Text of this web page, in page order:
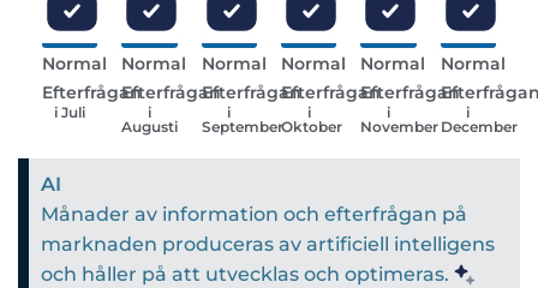
Normal
Efterfrågan
i Juli
Normal
Efterfrågan
i
Augusti
Normal
Efterfrågan
i
September
Normal
Efterfrågan
i
Oktober
Normal
Efterfrågan
i
November
Normal
i
December
AI
Månader av information och efterfrågan på
marknaden produceras av artificiell intelligens
och håller på att utvecklas och optimeras.